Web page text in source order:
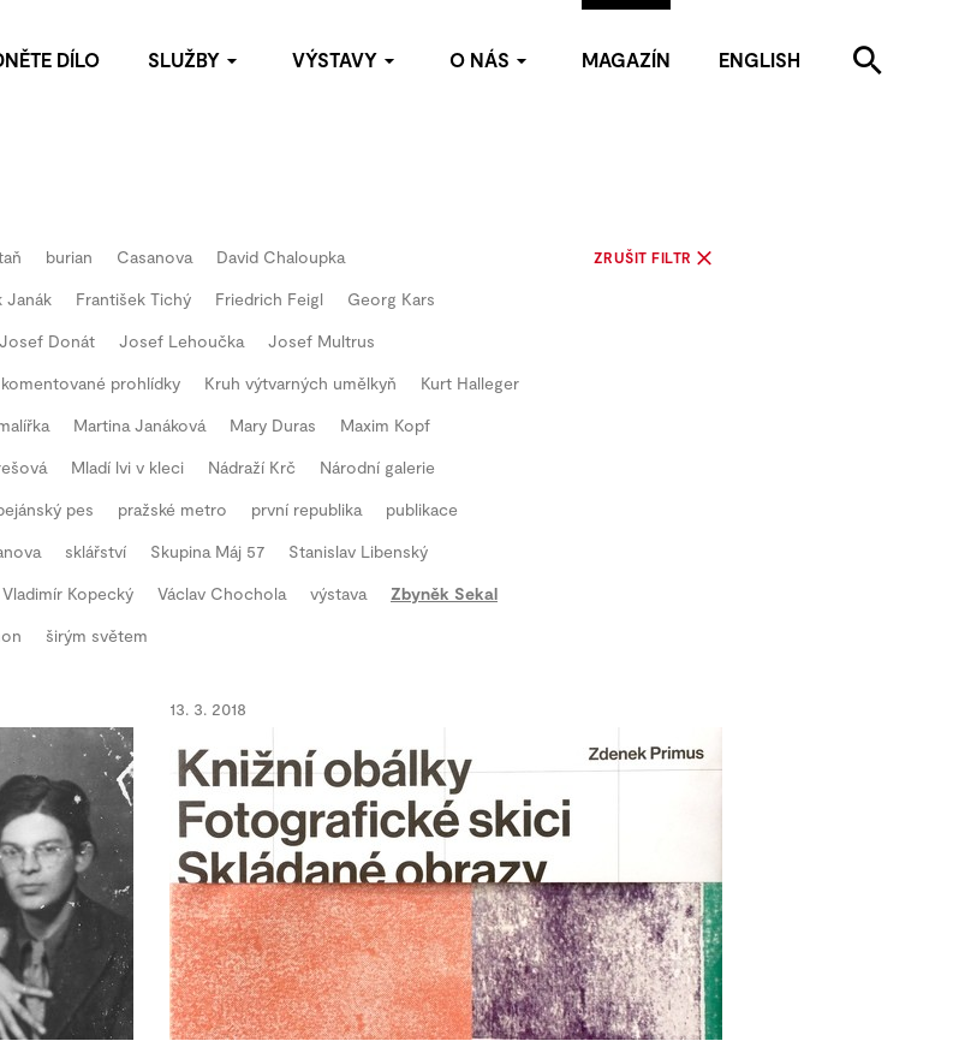
DÍLO SLUŽBY VÝSTAVY O NÁS MAGAZÍN ENGLISH
burian Casanova David Chaloupka
Janák František Tichý Friedrich Feigl Georg Kars
Josef Donát Josef Lehoučka Josef Multrus
komentované prohlídky Kruh výtvarných umělkyň Kurt Halleger
Martina Janáková Mary Duras Maxim Kopf
Mladí lvi v kleci Nádraží Krč Národní galerie
pes pražské metro první republika publikace
sklářství Skupina Máj 57 Stanislav Libenský
Vladimír Kopecký Václav Chochola výstava Zbyněk Sekal
širým světem
ZRUŠIT FILTR
13. 3. 2018